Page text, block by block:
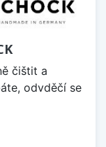
čištit a
odvděčí se